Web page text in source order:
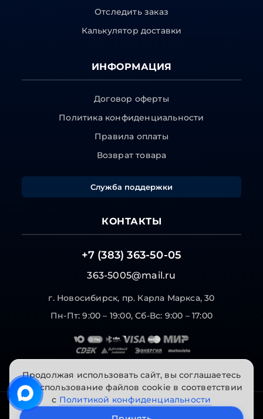
Отследить заказ
Калькулятор доставки
ИНФОРМАЦИЯ
Договор оферты
Политика конфиденциальности
Правила оплаты
Возврат товара
Служба поддержки
КОНТАКТЫ
+7 (383) 363-50-05
363-5005@mail.ru
г. Новосибирск, пр. Карла Маркса, 30
Пн-Пт: 9:00 – 19:00, Сб-Вс: 9:00 – 17:00
© 2026 "Инструменты на Горской". Все права
Продолжая использовать сайт, вы соглашаетесь
на использование файлов cookie в соответствии
с Политикой конфиденциальности